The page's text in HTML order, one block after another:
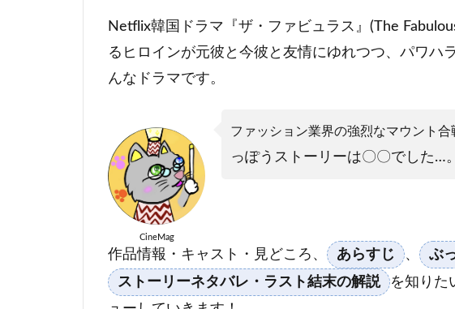
Netflix韓国ドラマ『ザ・ファビュラス』(The
るヒロインが元彼と今彼と友情にゆれつつ、パワハ
んなドラマです。
CineMag
ファッション業界の強烈なマウント合
っぽうストーリーは〇〇でした…。
作品情報・キャスト・見どころ、 あらすじ 、 ぶ
ストーリーネタバレ・ラスト結末の解説
を知りた